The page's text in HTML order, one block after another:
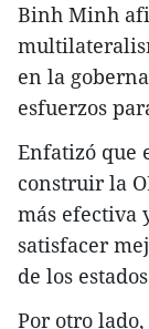
Binh Minh
en la
esfuerzos
Enfatizó que
construir la
más efectiva
satisfacer
de los
Por otro